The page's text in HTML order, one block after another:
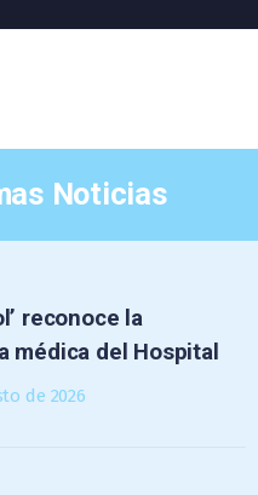
Noticias
reconoce la
médica del Hospital
de 2026